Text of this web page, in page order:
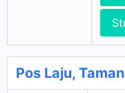
Pos Laju,